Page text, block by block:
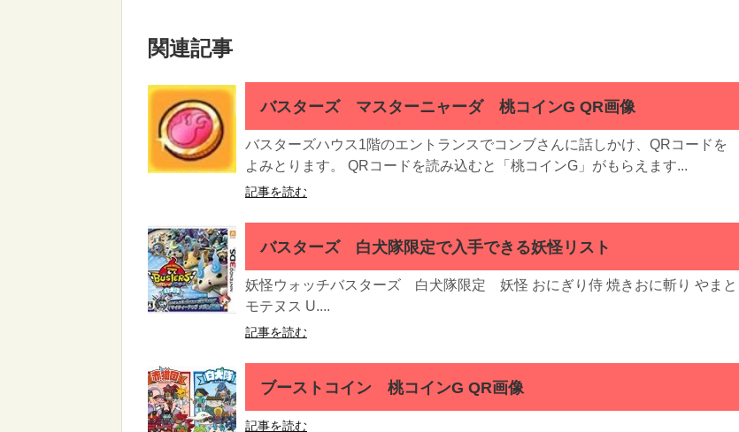
関連記事
バスターズ マスターニャーダ 桃コインG QR画像
バスターズハウス1階のエントランスでコンブさんに話しかけ、QRコードを
よみとります。 QRコードを読み込むと「桃コインG」がもらえます...
記事を読む
バスターズ 白犬隊限定で入手できる妖怪リスト
妖怪ウォッチバスターズ 白犬隊限定 妖怪 おにぎり侍 焼きおに斬り やまと
モテヌス U....
記事を読む
ブーストコイン 桃コインG QR画像
記事を読む